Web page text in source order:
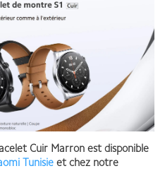
Cuir Marron est disponible
Tunisie et chez notre